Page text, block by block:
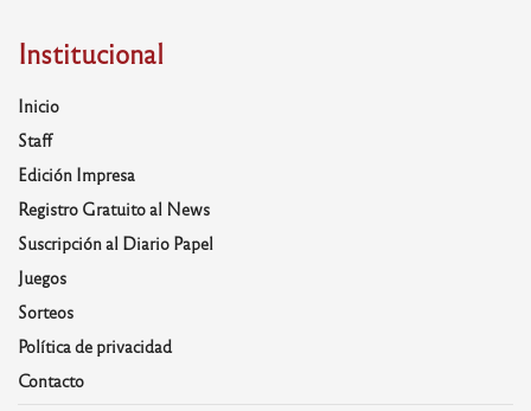
Institucional
Inicio
Staff
Edición Impresa
Registro Gratuito al News
Suscripción al Diario Papel
Juegos
Sorteos
Política de privacidad
Contacto